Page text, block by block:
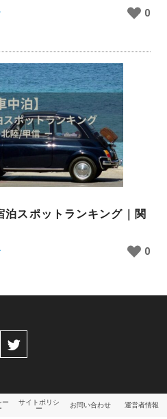
0
泊スポットランキング｜関
0
ー
サイトポリシ
ー
お問い合わせ 運営者情報